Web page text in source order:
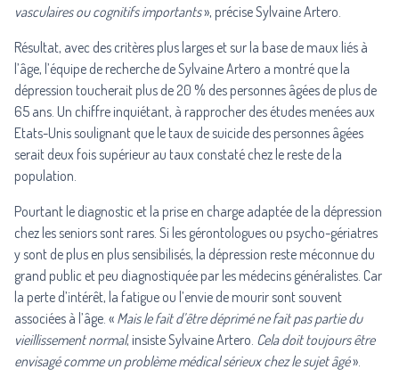
vasculaires ou cognitifs importants», précise Sylvaine Artero.
Résultat, avec des critères plus larges et sur la base de maux liés à
l’âge, l’équipe de recherche de Sylvaine Artero a montré que la
dépression toucherait plus de 20 % des personnes âgées de plus de
65 ans. Un chiffre inquiétant, à rapprocher des études menées aux
Etats-Unis soulignant que le taux de suicide des personnes âgées
serait deux fois supérieur au taux constaté chez le reste de la
population.
Pourtant le diagnostic et la prise en charge adaptée de la dépression
chez les seniors sont rares. Si les gérontologues ou psycho-gériatres
y sont de plus en plus sensibilisés, la dépression reste méconnue du
grand public et peu diagnostiquée par les médecins généralistes. Car
la perte d’intérêt, la fatigue ou l’envie de mourir sont souvent
associées à l’âge. « Mais le fait d’être déprimé ne fait pas partie du
vieillissement normal, insiste Sylvaine Artero. Cela doit toujours être
envisagé comme un problème médical sérieux chez le sujet âgé».